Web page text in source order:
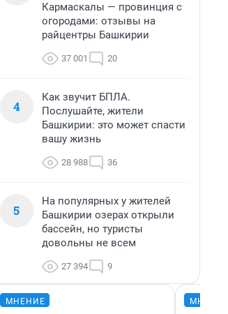
Кармаскалы — провинция с
огородами: отзывы на
райцентры Башкирии
37 001 20
4
Как звучит БПЛА.
Послушайте, жители
Башкирии: это может спасти
вашу жизнь
28 988 36
5
На популярных у жителей
Башкирии озерах открыли
бассейн, но туристы
довольны не всем
27 394 9
МНЕНИЕ